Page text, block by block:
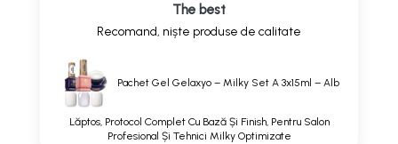
The best
Recomand, niște produse de calitate
Pachet Gel Gelaxyo – Milky Set A 3x15ml – Alb
Lăptos, Protocol Complet Cu Bază Și Finish, Pentru Salon
Profesional Și Tehnici Milky Optimizate